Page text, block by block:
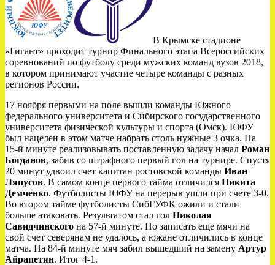
В Крымске стадионе
«Гигант» проходит турнир Финального этапа Всероссийских
соревнований по футболу среди мужских команд вузов 2018,
в котором принимают участие четыре команды с разных
регионов России.
17 ноября первыми на поле вышли команды Южного
федерального университета и Сибирского государственного
университета физической культуры и спорта (Омск). ЮФУ
был нацелен в этом матче набрать столь нужные 3 очка. На
15-й минуте реализовывать поставленную задачу начал Роман
Богданов, забив со штрафного первый гол на турнире. Спустя
20 минут удвоил счет капитан ростовской команды Иван
Ляпусов. В самом конце первого тайма отличился Никита
Демченко. Футболисты ЮФУ на перерыв ушли при счете 3-0.
Во втором тайме футболисты СибГУФК ожили и стали
больше атаковать. Результатом стал гол Николая
Савидчинского на 57-й минуте. Но записать еще мячи на
свой счет северянам не удалось, а южане отличились в конце
матча. На 84-й минуте мяч забил вышедший на замену Артур
Айрапетян. Итог 4-1.